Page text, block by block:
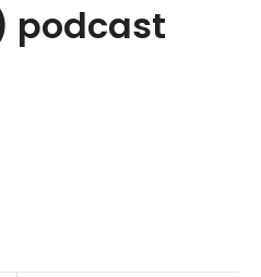
podcast